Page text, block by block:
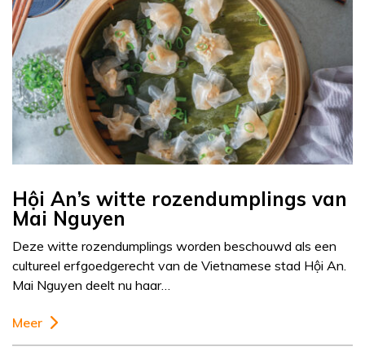
Hội An’s witte rozendumplings van
Mai Nguyen
Deze witte rozendumplings worden beschouwd als een
cultureel erfgoedgerecht van de Vietnamese stad Hội An.
Mai Nguyen deelt nu haar…
Meer